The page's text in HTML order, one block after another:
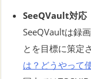
SeeQVault対応
SeeQVaultは録
とを目標に策定
は？どうやって